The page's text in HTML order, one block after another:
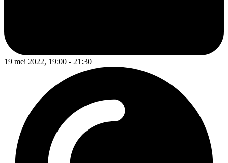
19 mei 2022, 19:00 - 21:30